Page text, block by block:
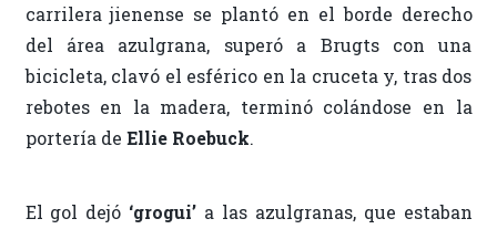
carrilera jienense se plantó en el borde derecho
del área azulgrana, superó a Brugts con una
bicicleta, clavó el esférico en la cruceta y, tras dos
rebotes en la madera, terminó colándose en la
portería de Ellie Roebuck.
El gol dejó ‘grogui’ a las azulgranas, que estaban